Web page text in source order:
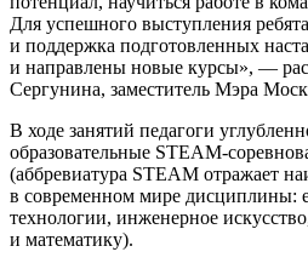
Для успешного выступления
и поддержка подготовленных
и направлены новые курсы», —
Сергунина, заместитель Мэра
В ходе занятий педагоги
образовательные STEAM-
(аббревиатура STEAM отражает
в современном мире дисциплины:
технологии, инженерное
и математику).